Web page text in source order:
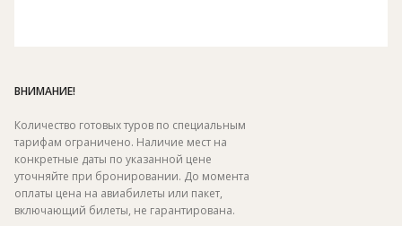
ВНИМАНИЕ!
Количество готовых туров по специальным
тарифам ограничено. Наличие мест на
конкретные даты по указанной цене
уточняйте при бронировании. До момента
оплаты цена на авиабилеты или пакет,
включающий билеты, не гарантирована.